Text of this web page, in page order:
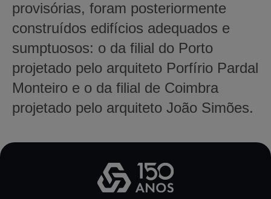
provisórias, foram posteriormente
construídos edifícios adequados e
sumptuosos: o da filial do Porto
projetado pelo arquiteto Porfírio Pardal
Monteiro e o da filial de Coimbra
projetado pelo arquiteto João Simões.